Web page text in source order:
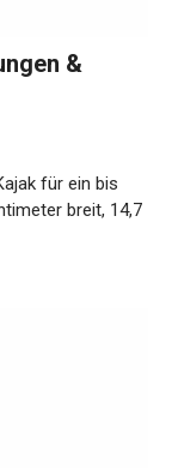
&
für ein bis
breit, 14,7